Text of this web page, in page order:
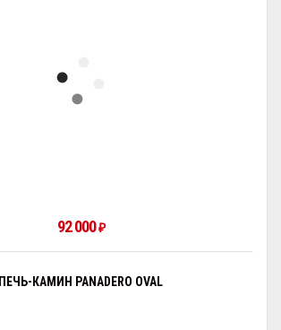
92 000₽
ПЕЧЬ-КАМИН PANADERO OVAL